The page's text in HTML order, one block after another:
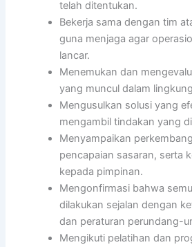
telah ditentukan.
Bekerja sama dengan tim
guna menjaga agar
lancar.
Menemukan dan
yang muncul dalam
Mengusulkan solusi yang
mengambil tindakan yang
Menyampaikan
pencapaian sasaran, serta
kepada pimpinan.
Mengonfirmasi bahwa
dilakukan sejalan dengan
dan peraturan perundang-
Mengikuti pelatihan dan